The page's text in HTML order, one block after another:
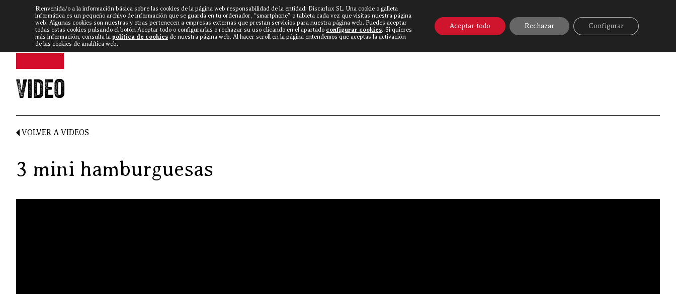
DISCARLUX▼ NOTICIAS VÍDEOS FISTERRA BOVINE WORLD▼ CONTACTO
Video
VOLVER A VIDEOS
3 mini hamburguesas
Bienvenida/o a la información básica sobre las cookies de la página web responsabilidad de la entidad: Discarlux SL. Una cookie o galleta
informática es un pequeño archivo de información que se guarda en tu ordenador, “smartphone” o tableta cada vez que visitas nuestra página
web. Algunas cookies son nuestras y otras pertenecen a empresas externas que prestan servicios para nuestra página web. Puedes aceptar
todas estas cookies pulsando el botón Aceptar todo o configurarlas o rechazar su uso clicando en el apartado configurar cookies. Si quieres
más información, consulta la política de cookies de nuestra página web. Al hacer scroll en la página entendemos que aceptas la activación
de las cookies de analítica web.
Aceptar todo Rechazar Configurar